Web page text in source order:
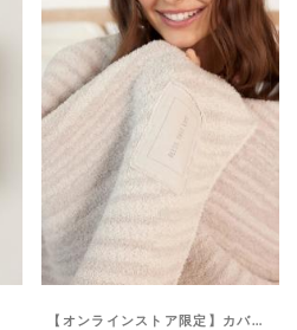
【オンラインストア限定】カバード イン プレイヤー インスピレーション スロー コージーシック